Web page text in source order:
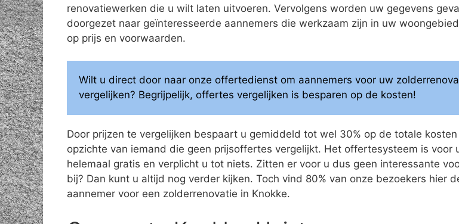
renovatiewerken die u wilt laten uitvoeren. Vervolgens worden uw gegevens
doorgezet naar geïnteresseerde aannemers die werkzaam zijn in uw
op prijs en voorwaarden.
Wilt u direct door naar onze offertedienst om aannemers voor uw
vergelijken? Begrijpelijk, offertes vergelijken is besparen op de kosten!
Door prijzen te vergelijken bespaart u gemiddeld tot wel 30% op de totale
opzichte van iemand die geen prijsoffertes vergelijkt. Het offertesysteem is voor
helemaal gratis en verplicht u tot niets. Zitten er voor u dus geen interessante
bij? Dan kunt u altijd nog verder kijken. Toch vind 80% van onze bezoekers hier
aannemer voor een zolderrenovatie in Knokke.